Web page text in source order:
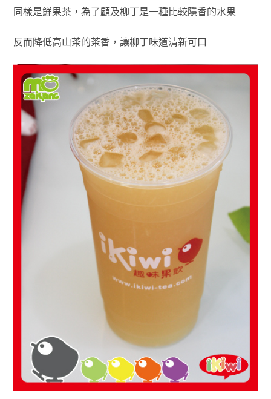
同樣是鮮果茶，為了顧及柳丁是一種比較隱香的水果
反而降低高山茶的茶香，讓柳丁味道清新可口